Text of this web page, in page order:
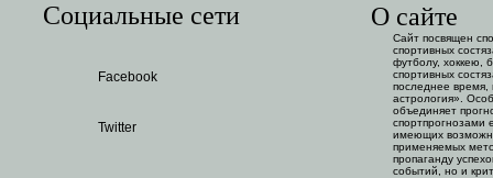
Социальные сети
Facebook
Twitter
О сайте
Сайт посвящен
спортивных
футболу, хоккею,
спортивных
последнее время,
астрология».
объединяет
спортпрогнозами
имеющих
применяемых
пропаганду
событий, но и